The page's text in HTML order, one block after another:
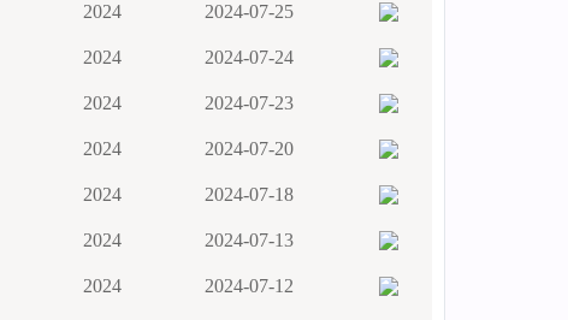
2024 2024-07-25
2024 2024-07-24
2024 2024-07-23
2024 2024-07-20
2024 2024-07-18
2024 2024-07-13
2024 2024-07-12